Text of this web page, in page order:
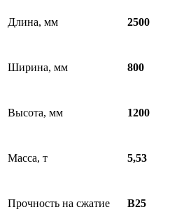
Длина, мм 2500
Ширина, мм 800
Высота, мм 1200
Масса, т 5,53
Прочность на сжатие B25